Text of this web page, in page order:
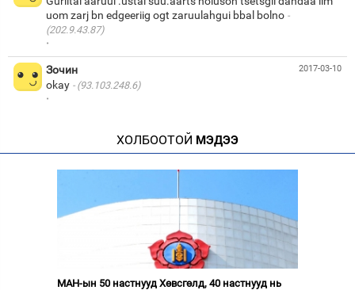
uom zarj bn edgeeriig ogt zaruulahgui bbal bolno
(202.9.43.87)
·
2017-03-10
Зочин
okay
(93.103.248.6)
·
ХОЛБООТОЙ МЭДЭЭ
МАН-ын 50 настнууд Хөвсгөлд, 40 настнууд нь